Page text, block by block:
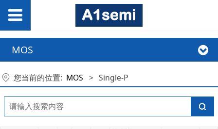
MOS
您当前的位置: MOS > Single-P